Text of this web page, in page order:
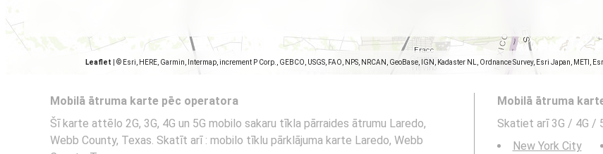
Leaflet © Esri, HERE, Garmin, Intermap, increment P Corp., GEBCO, USGS, FAO, NPS, NRCAN, GeoBase, IGN, Kadaster NL, Ordnance Survey, Esri Japan,
Mobilā ātruma karte pēc operatora
Šī karte attēlo 2G, 3G, 4G un 5G mobilo sakaru tīkla pārraides ātrumu Laredo,
Webb County, Texas. Skatīt arī : mobilo tīklu pārklājuma karte Laredo, Webb
Mobilā ātruma
Skatiet arī 3G / 4G /
New York City